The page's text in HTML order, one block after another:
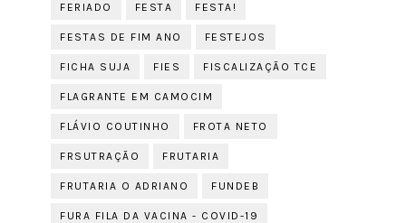
FERIADO FESTA FESTA!
FESTAS DE FIM ANO FESTEJOS
FICHA SUJA FIES FISCALIZAÇÃO TCE
FLAGRANTE EM CAMOCIM
FLÁVIO COUTINHO FROTA NETO
FRSUTRAÇÃO FRUTARIA
FRUTARIA O ADRIANO FUNDEB
FURA FILA DA VACINA - COVID-19